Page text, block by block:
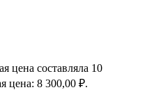
цена составляла 10
цена: 8 300,00 ₽.